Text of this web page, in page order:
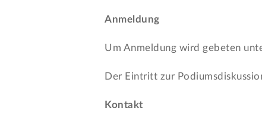
Anmeldung
Um Anmeldung wird gebeten
Der Eintritt zur
Kontakt